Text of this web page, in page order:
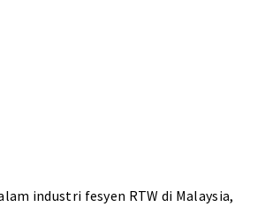
industri fesyen RTW di Malaysia,